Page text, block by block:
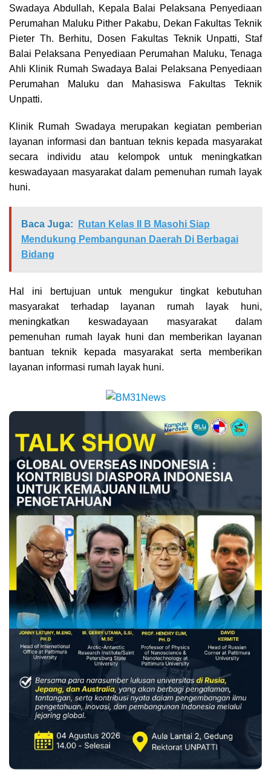
Swadaya Abdullah, Kepala Balai Pelaksana Penyediaan
Perumahan Maluku Pither Pakabu, Dekan Fakultas Teknik
Pieter Th. Berhitu, Dosen Fakultas Teknik Unpatti, Staf
Balai Pelaksana Penyediaan Perumahan Maluku, Tenaga
Ahli Klinik Rumah Swadaya Balai Pelaksana Penyediaan
Perumahan Maluku dan Mahasiswa Fakultas Teknik
Unpatti.
Klinik Rumah Swadaya merupakan kegiatan pemberian
layanan informasi dan bantuan teknis kepada masyarakat
secara individu atau kelompok untuk meningkatkan
keswadayaan masyarakat dalam pemenuhan rumah layak
huni.
Baca Juga:
Rutan Kelas II B Masohi Siap
Mendukung Pembangunan Daerah Di Berbagai
Bidang
Hal ini bertujuan untuk mengukur tingkat kebutuhan
masyarakat terhadap layanan rumah layak huni,
meningkatkan keswadayaan masyarakat dalam
pemenuhan rumah layak huni dan memberikan layanan
bantuan teknik kepada masyarakat serta memberikan
layanan informasi rumah layak huni.